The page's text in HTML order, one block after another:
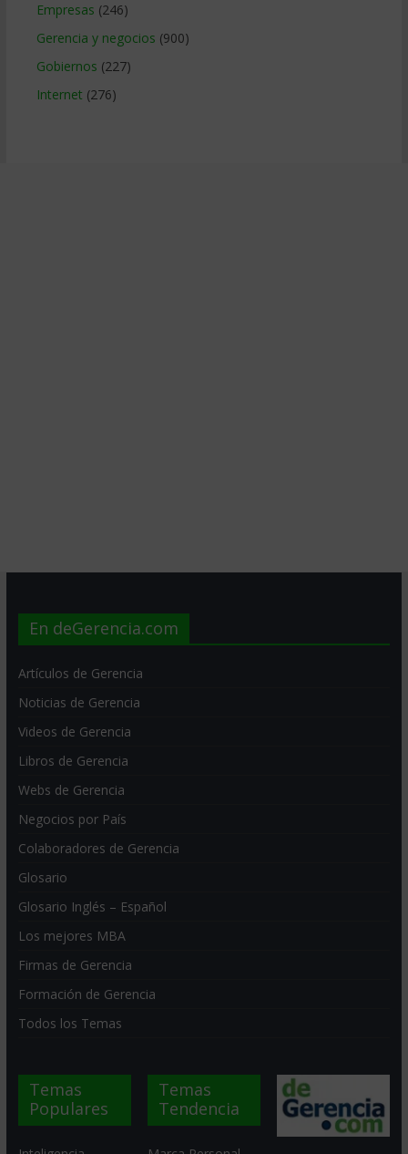
Empresas (246)
Gerencia y negocios (900)
Gobiernos (227)
Internet (276)
En deGerencia.com
Artículos de Gerencia
Noticias de Gerencia
Videos de Gerencia
Libros de Gerencia
Webs de Gerencia
Negocios por País
Colaboradores de Gerencia
Glosario
Glosario Inglés – Español
Los mejores MBA
Firmas de Gerencia
Formación de Gerencia
Todos los Temas
Temas
Populares
Temas
Tendencia